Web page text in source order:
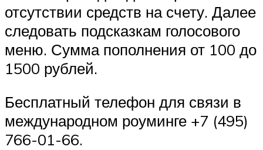
отсутствии средств на счету. Далее
следовать подсказкам голосового
меню. Сумма пополнения от 100 до
1500 рублей.
Бесплатный телефон для связи в
международном роуминге +7 (495)
766-01-66.